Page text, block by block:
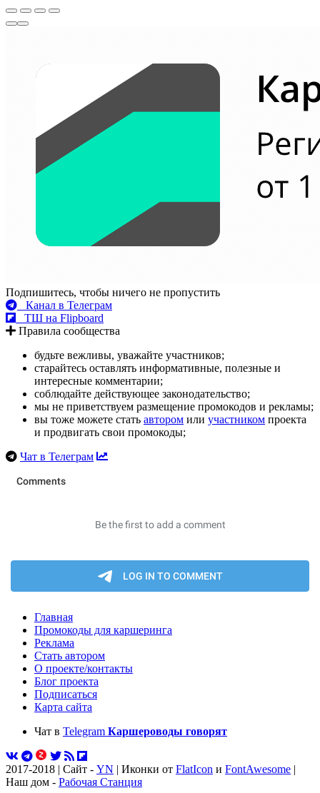
Подпишитесь, чтобы ничего не пропустить
Канал в Телеграм
ТШ на Flipboard
Правила сообщества
будьте вежливы, уважайте участников;
старайтесь оставлять информативные, полезные и
интересные комментарии;
соблюдайте действующее законодательство;
мы не приветствуем размещение промокодов и рекламы;
вы тоже можете стать автором или участником проекта
и продвигать свои промокоды;
Чат в Телеграм
Главная
Промокоды для каршеринга
Реклама
Стать автором
О проекте/контакты
Блог проекта
Подписаться
Карта сайта
Чат в Telegram Каршероводы говорят
2017-2018 | Сайт - YN | Иконки от FlatIcon и FontAwesome |
Наш дом - Рабочая Станция